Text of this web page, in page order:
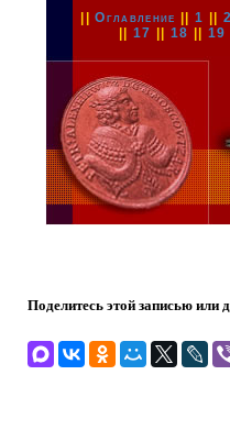
||Оглавление 1 2
||17 ||18 ||19
Поделитесь этой записью или